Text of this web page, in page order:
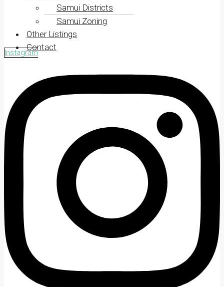
Samui Districts
Samui Zoning
Other Listings
Contact
Instagram